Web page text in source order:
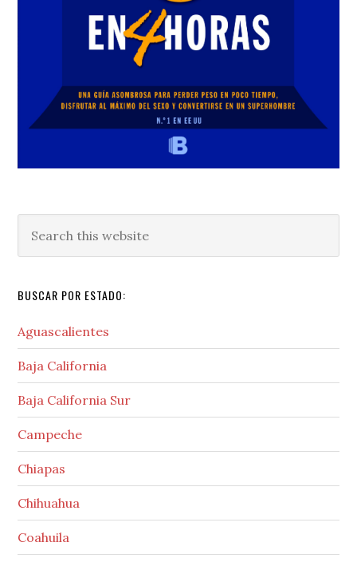
this
BUSCAR POR ESTADO:
Aguascalientes
Baja California
Baja California Sur
Campeche
Chiapas
Chihuahua
Coahuila